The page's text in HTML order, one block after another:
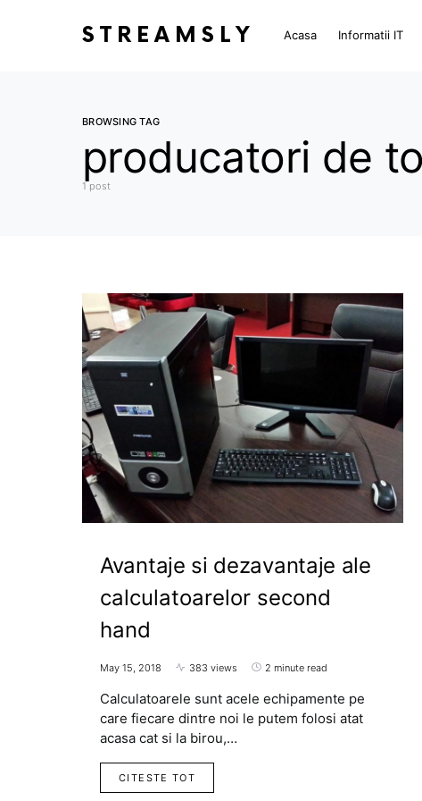
STREAMSLY Acasa Informatii IT
BROWSING TAG
producatori de
1 post
Avantaje si dezavantaje ale
calculatoarelor second
hand
May 15, 2018 383 views 2 minute read
Calculatoarele sunt acele echipamente pe
care fiecare dintre noi le putem folosi atat
acasa cat si la birou,…
CITESTE TOT